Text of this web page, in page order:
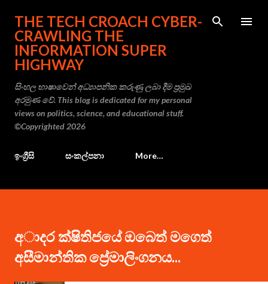
Skip to main content
THE TECH CROACH CYBER-
CRAWLING THE
INFORMATION SUPER
HIGHWAY
සිංහල භාෂාවෙන් අධ්‍යාපනික කරුණු ලබා දීම ප්‍රමුඛ
අරමුණ වේ. This blog is dedicated for my personal
views on politics, science, and educational stuff.
©Copyrighted 2026
ඉංග්‍රීසි සංකල්පනා More…
අාදර ක්ෂිතිජයේ ඔ‍බෙත් මගෙත්
අසීමාන්තික ප්‍රේමාලිංගනය...